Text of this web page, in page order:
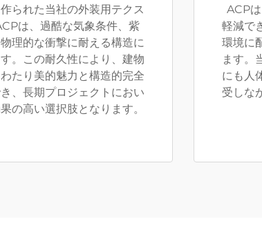
られた当社の外装用テクス
は、過酷な気象条件、紫
理的な衝撃に耐える構造に
。この耐久性により、建物
たり美的魅力と構造的完全
、長期プロジェクトにおい
の高い選択肢となります。
ACP
軽減で
環境に
ます。
にも人
受しな